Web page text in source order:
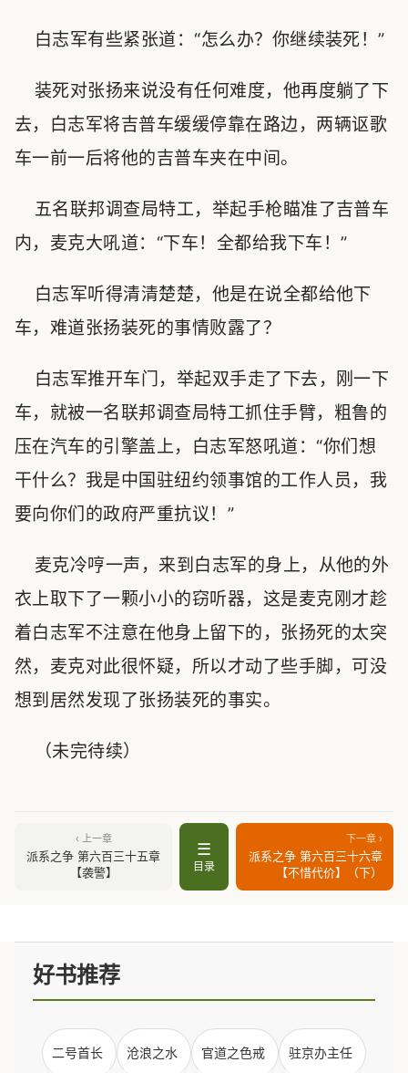
白志军有些紧张道：“怎么办？你继续装死！”
装死对张扬来说没有任何难度，他再度躺了下
去，白志军将吉普车缓缓停靠在路边，两辆讴歌
车一前一后将他的吉普车夹在中间。
五名联邦调查局特工，举起手枪瞄准了吉普车
内，麦克大吼道：“下车！全都给我下车！”
白志军听得清清楚楚，他是在说全都给他下
车，难道张扬装死的事情败露了？
白志军推开车门，举起双手走了下去，刚一下
车，就被一名联邦调查局特工抓住手臂，粗鲁的
压在汽车的引擎盖上，白志军怒吼道：“你们想
干什么？我是中国驻纽约领事馆的工作人员，我
要向你们的政府严重抗议！”
麦克冷哼一声，来到白志军的身上，从他的外
衣上取下了一颗小小的窃听器，这是麦克刚才趁
着白志军不注意在他身上留下的，张扬死的太突
然，麦克对此很怀疑，所以才动了些手脚，可没
想到居然发现了张扬装死的事实。
（未完待续）
‹ 上一章
派系之争 第六百三十五章
【袭警】
☰
目录
下一章 ›
派系之争 第六百三十六章
【不惜代价】（下）
好书推荐
二号首长 沧浪之水 官道之色戒 驻京办主任